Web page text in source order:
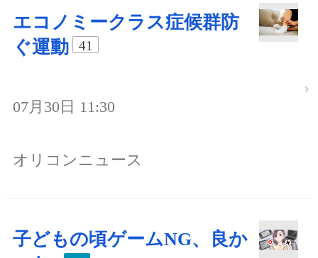
エコノミークラス症候群防
ぐ運動
41
07月30日 11:30
オリコンニュース
子どもの頃ゲームNG、良か